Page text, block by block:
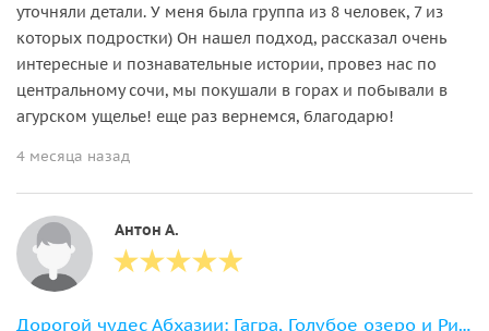
уточняли детали. У меня была группа из 8 человек, 7 из
которых подростки) Он нашел подход, рассказал очень
интересные и познавательные истории, провез нас по
центральному сочи, мы покушали в горах и побывали в
агурском ущелье! еще раз вернемся, благодарю!
4 месяца назад
Антон А.
Дорогой чудес Абхазии: Гагра, Голубое озеро и Рица